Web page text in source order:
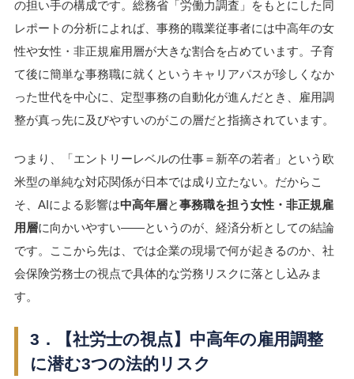
の担い手の構成です。総務省「労働力調査」をもとにした同
レポートの分析によれば、事務的職業従事者には中高年の女
性や女性・非正規雇用層が大きな割合を占めています。子育
て後に簡単な事務職に就くというキャリアパスが珍しくなか
った世代を中心に、定型事務の自動化が進んだとき、雇用調
整が真っ先に及びやすいのがこの層だと指摘されています。
つまり、「エントリーレベルの仕事＝新卒の若者」という欧
米型の単純な対応関係が日本では成り立たない。だからこ
そ、AIによる影響は中高年層と事務職を担う女性・非正規雇
用層に向かいやすい――というのが、経済分析としての結論
です。ここから先は、では企業の現場で何が起きるのか、社
会保険労務士の視点で具体的な労務リスクに落とし込みま
す。
3．【社労士の視点】中高年の雇用調整
に潜む3つの法的リスク